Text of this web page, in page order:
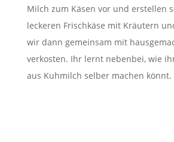
Milch zum Käsen vor und erstellen
leckeren Frischkäse mit Kräutern
wir dann gemeinsam mit
verkosten. Ihr lernt nebenbei, wie
aus Kuhmilch selber machen könnt.